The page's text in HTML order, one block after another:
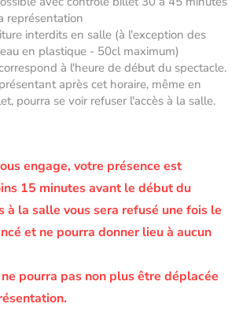
représentation
interdits en salle (à l'exception des
en plastique - 50cl maximum)
à l'heure de début du spectacle.
après cet horaire, même en
pourra se voir refuser l'accès à la salle.
engage, votre présence est
15 minutes avant le début du
à la salle vous sera refusé une fois le
et ne pourra donner lieu à aucun
pourra pas non plus être déplacée